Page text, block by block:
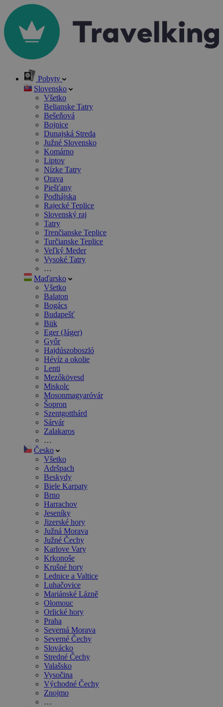
Pobyty
Slovensko
Všetko
Belianske Tatry
Bešeňová
Bojnice
Dunajská Streda
Južné Slovensko
Komárno
Liptov
Nízke Tatry
Orava
Piešťany
Podhájska
Rajecké Teplice
Slovenský raj
Tatry
Trenčianske Teplice
Turčianske Teplice
Veľký Meder
Vysoké Tatry
…
Maďarsko
Všetko
Balaton
Bogács
Budapešť
Bük
Eger (Jáger)
Győr
Hajdúszoboszló
Hévíz a okolie
Lenti
Mezőkövesd
Miskolc
Mosonmagyaróvár
Šopron
Szentgotthárd
Sárvár
Zalakaros
…
Česko
Všetko
Adršpach
Beskydy
Biele Karpaty
Brno
Harrachov
Jeseníky
Jizerské hory
Južná Morava
Južné Čechy
Karlove Vary
Krkonoše
Krušné hory
Lednice a Valtice
Luhačovice
Mariánské Lázně
Olomouc
Orlické hory
Praha
Severná Morava
Severné Čechy
Slovácko
Stredné Čechy
Valašsko
Vysočina
Východné Čechy
Znojmo
…